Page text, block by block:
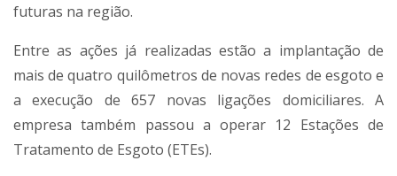
futuras na região.
Entre as ações já realizadas estão a implantação de
mais de quatro quilômetros de novas redes de esgoto e
a execução de 657 novas ligações domiciliares. A
empresa também passou a operar 12 Estações de
Tratamento de Esgoto (ETEs).